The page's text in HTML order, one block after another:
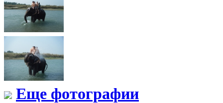
Еще фотографии